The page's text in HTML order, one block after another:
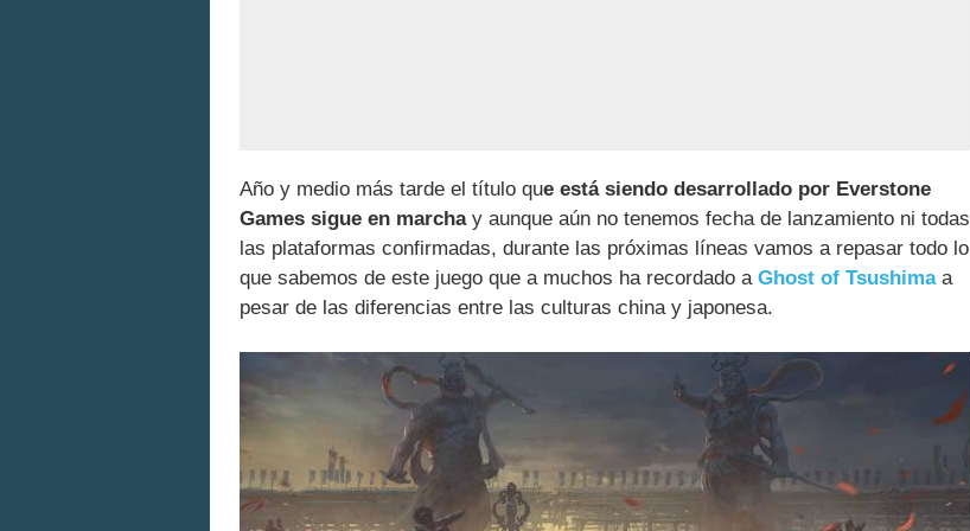
Año y medio más tarde el título que está siendo desarrollado por Everstone
Games sigue en marchay aunque aún no tenemos fecha de lanzamiento ni todas
las plataformas confirmadas, durante las próximas líneas vamos a repasar todo lo
que sabemos de este juego que a muchos ha recordado a Ghost of Tsushimaa
pesar de las diferencias entre las culturas china y japonesa.